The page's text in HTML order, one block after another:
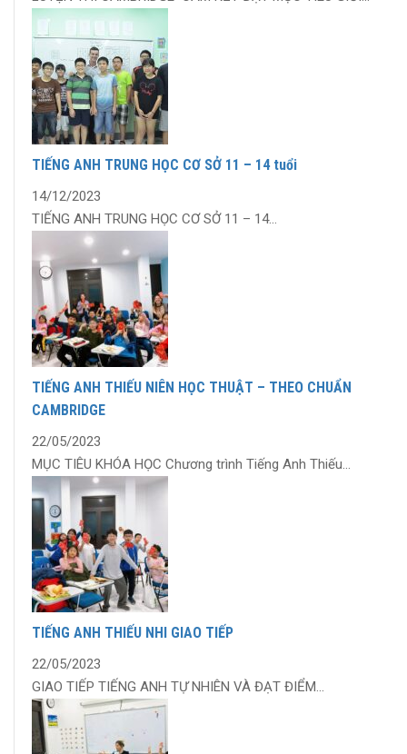
TIẾNG ANH TRUNG HỌC CƠ SỞ 11 – 14 tuổi
14/12/2023
TIẾNG ANH TRUNG HỌC CƠ SỞ 11 – 14...
TIẾNG ANH THIẾU NIÊN HỌC THUẬT – THEO CHUẨN
CAMBRIDGE
22/05/2023
MỤC TIÊU KHÓA HỌC Chương trình Tiếng Anh Thiếu...
TIẾNG ANH THIẾU NHI GIAO TIẾP
22/05/2023
GIAO TIẾP TIẾNG ANH TỰ NHIÊN VÀ ĐẠT ĐIỂM...